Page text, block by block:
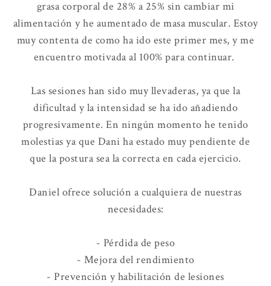
grasa corporal de 28% a 25% sin cambiar mi
alimentación y he aumentado de masa muscular. Estoy
muy contenta de como ha ido este primer mes, y me
encuentro motivada al 100% para continuar.
Las sesiones han sido muy llevaderas, ya que la
dificultad y la intensidad se ha ido añadiendo
progresivamente. En ningún momento he tenido
molestias ya que Dani ha estado muy pendiente de
que la postura sea la correcta en cada ejercicio.
Daniel ofrece solución a cualquiera de nuestras
necesidades:
- Pérdida de peso
- Mejora del rendimiento
- Prevención y habilitación de lesiones